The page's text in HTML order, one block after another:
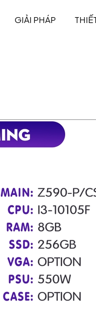
GIẢI PHÁP